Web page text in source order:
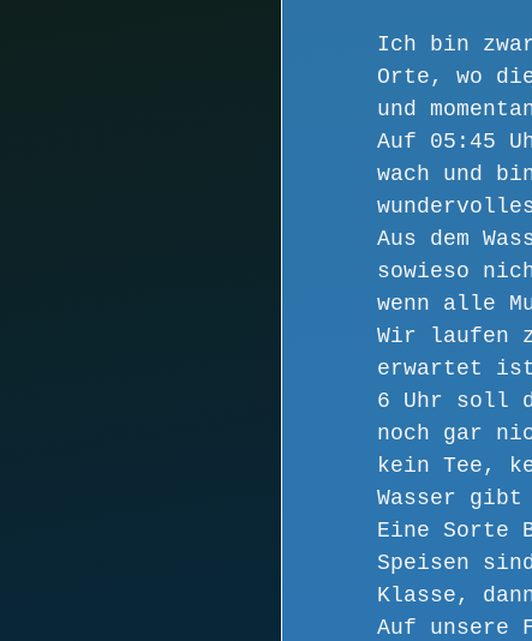
Ich bin
Orte, wo
und
Auf 05:45
wach und
Aus dem
sowieso
wenn alle
Wir laufen
erwartet
6 Uhr soll
noch gar
kein Tee,
Wasser gibt
Eine Sorte
Speisen
Klasse,
Auf unsere